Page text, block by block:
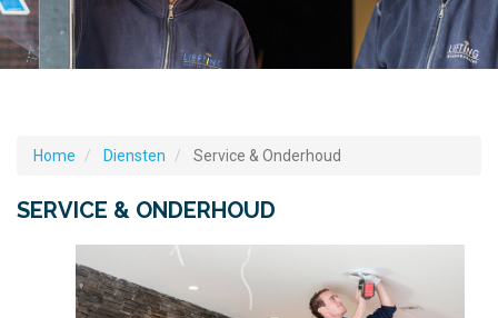
Home Diensten Service & Onderhoud
SERVICE & ONDERHOUD